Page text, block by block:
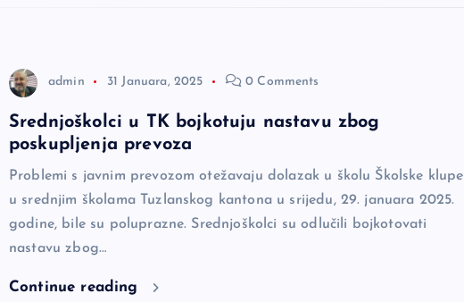
admin 31 Januara, 2025 0 Comments
Srednjoškolci u TK bojkotuju nastavu zbog
poskupljenja prevoza
Problemi s javnim prevozom otežavaju dolazak u školu Školske klupe
u srednjim školama Tuzlanskog kantona u srijedu, 29. januara 2025.
godine, bile su poluprazne. Srednjoškolci su odlučili bojkotovati
nastavu zbog…
Continue reading